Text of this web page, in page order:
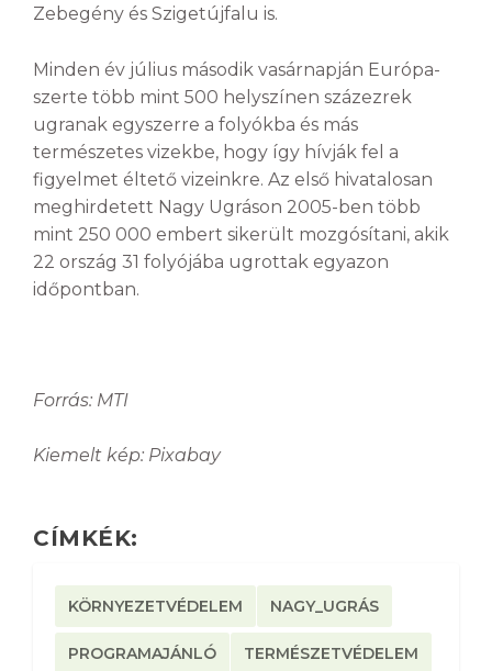
Zebegény és Szigetújfalu is.
Minden év július második vasárnapján Európa-
szerte több mint 500 helyszínen százezrek
ugranak egyszerre a folyókba és más
természetes vizekbe, hogy így hívják fel a
figyelmet éltető vizeinkre. Az első hivatalosan
meghirdetett Nagy Ugráson 2005-ben több
mint 250 000 embert sikerült mozgósítani, akik
22 ország 31 folyójába ugrottak egyazon
időpontban.
Forrás: MTI
Kiemelt kép: Pixabay
CÍMKÉK:
KÖRNYEZETVÉDELEM NAGY_UGRÁS
PROGRAMAJÁNLÓ TERMÉSZETVÉDELEM